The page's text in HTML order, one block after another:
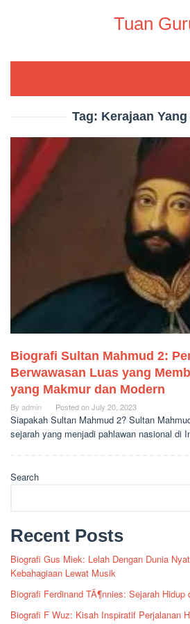
Tuan
Tag: Kerajaan
Biografi Sultan Mahmud 2:
Berwawasan Luas yang
yang Makmur dan Modern
By admin Posted onJuly 20, 2023
Siapakah Sultan Mahmud 2? Sultan
sejarah yang menjadi pahlawan nasional di
Search
Recent Posts
Biografi Gus Miek: Lelah Dengan Dunia
Kebahagiaan Lewat Musik
Biografi Ferdinand TÃ¶nnies: Sejarah Hidup
Biografi F Wuz: Kisah Inspiratif Perjalanan